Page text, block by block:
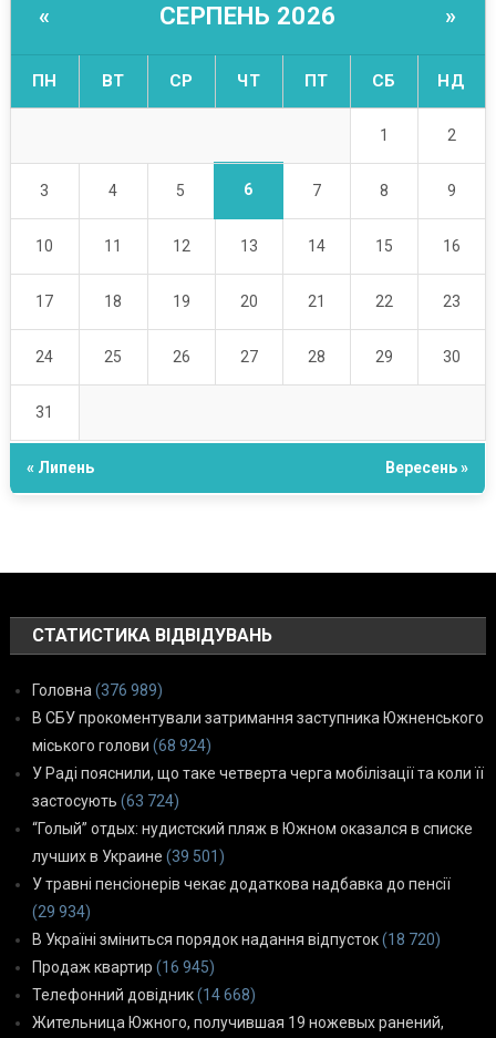
« СЕРПЕНЬ 2026 »
ПН ВТ СР ЧТ ПТ СБ НД
1 2
3 4 5 6 7 8 9
10 11 12 13 14 15 16
17 18 19 20 21 22 23
24 25 26 27 28 29 30
31
« Липень Вересень »
СТАТИСТИКА ВІДВІДУВАНЬ
Головна (376 989)
В СБУ прокоментували затримання заступника Южненського
міського голови (68 924)
У Раді пояснили, що таке четверта черга мобілізації та коли її
застосують (63 724)
“Голый” отдых: нудистский пляж в Южном оказался в списке
лучших в Украине (39 501)
У травні пенсіонерів чекає додаткова надбавка до пенсії
(29 934)
В Україні зміниться порядок надання відпусток(18 720)
Продаж квартир (16 945)
Телефонний довідник(14 668)
Жительница Южного, получившая 19 ножевых ранений,